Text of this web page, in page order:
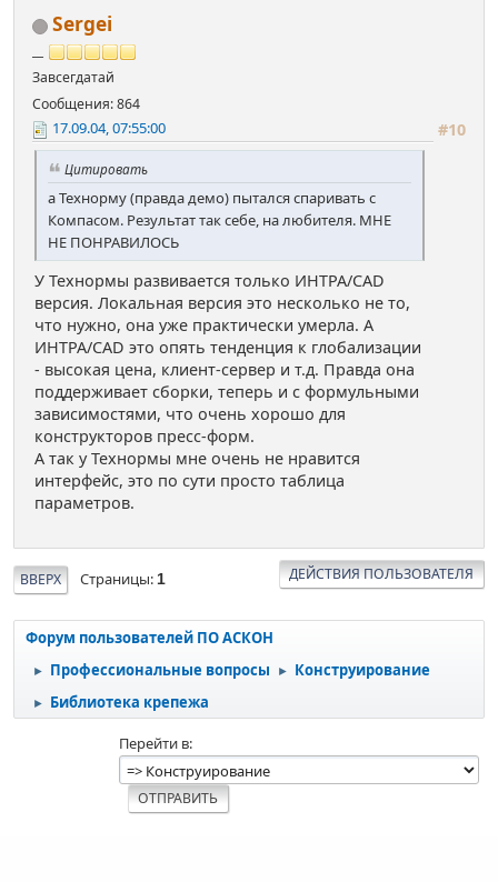
Sergei
Завсегдатай
Сообщения: 864
#10
17.09.04, 07:55:00
Цитировать
а Технорму (правда демо) пытался спаривать с
Компасом. Результат так себе, на любителя. МНЕ
НЕ ПОНРАВИЛОСЬ
У Технормы развивается только ИНТРА/CAD
версия. Локальная версия это несколько не то,
что нужно, она уже практически умерла. А
ИНТРА/CAD это опять тенденция к глобализации
- высокая цена, клиент-сервер и т.д. Правда она
поддерживает сборки, теперь и с формульными
зависимостями, что очень хорошо для
конструкторов пресс-форм.
А так у Технормы мне очень не нравится
интерфейс, это по сути просто таблица
параметров.
ВВЕРХ Страницы 1 ДЕЙСТВИЯ ПОЛЬЗОВАТЕЛЯ
Форум пользователей ПО АСКОН
► Профессиональные вопросы ► Конструирование
► Библиотека крепежа
Перейти в